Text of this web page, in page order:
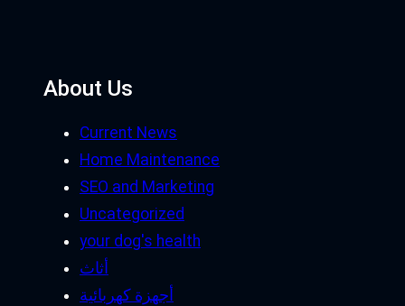
About Us
Current News
Home Maintenance
SEO and Marketing
Uncategorized
your dog's health
أثاث
أجهزة كهربائية